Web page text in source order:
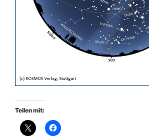
Teilen mit: